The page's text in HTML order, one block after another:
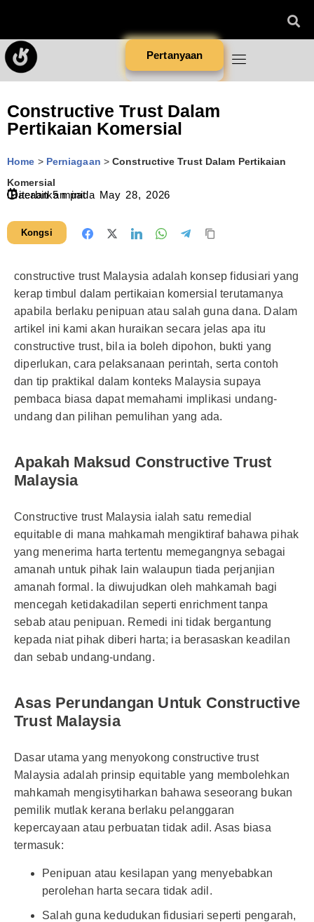
Pertanyaan
Constructive Trust Dalam
Pertikaian Komersial
Home > Perniagaan >Constructive Trust Dalam Pertikaian
Komersial
Diterbitkan pada May 28, 2026
Bacaan5 minit
Kongsi
constructive trust Malaysia adalah konsep fidusiari yang
kerap timbul dalam pertikaian komersial terutamanya
apabila berlaku penipuan atau salah guna dana. Dalam
artikel ini kami akan huraikan secara jelas apa itu
constructive trust, bila ia boleh dipohon, bukti yang
diperlukan, cara pelaksanaan perintah, serta contoh
dan tip praktikal dalam konteks Malaysia supaya
pembaca biasa dapat memahami implikasi undang-
undang dan pilihan pemulihan yang ada.
Apakah Maksud Constructive Trust
Malaysia
Constructive trust Malaysia ialah satu remedial
equitable di mana mahkamah mengiktiraf bahawa pihak
yang menerima harta tertentu memegangnya sebagai
amanah untuk pihak lain walaupun tiada perjanjian
amanah formal. Ia diwujudkan oleh mahkamah bagi
mencegah ketidakadilan seperti enrichment tanpa
sebab atau penipuan. Remedi ini tidak bergantung
kepada niat pihak diberi harta; ia berasaskan keadilan
dan sebab undang-undang.
Asas Perundangan Untuk Constructive
Trust Malaysia
Dasar utama yang menyokong constructive trust
Malaysia adalah prinsip equitable yang membolehkan
mahkamah mengisytiharkan bahawa seseorang bukan
pemilik mutlak kerana berlaku pelanggaran
kepercayaan atau perbuatan tidak adil. Asas biasa
termasuk:
Penipuan atau kesilapan yang menyebabkan
perolehan harta secara tidak adil.
Salah guna kedudukan fidusiari seperti pengarah,